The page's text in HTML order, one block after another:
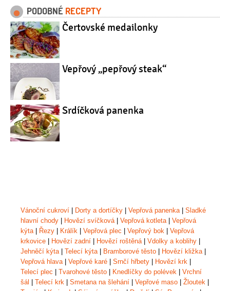
PODOBNÉ RECEPTY
Čertovské medailonky
Vepřový „pepřový steak“
Srdíčková panenka
Vánoční cukroví | Dorty a dortíčky | Vepřová panenka | Sladké
hlavní chody | Hovězí svíčková | Vepřová kotleta | Vepřová
kýta | Řezy | Králík | Vepřová plec | Vepřový bok | Vepřová
krkovice | Hovězí zadní | Hovězí roštěná | Vdolky a koblihy |
Jehněčí kýta | Telecí kýta | Bramborové těsto | Hovězí kližka |
Vepřová hlava | Vepřové karé | Srnčí hřbety | Hovězí krk |
Telecí plec | Tvarohové těsto | Knedlíčky do polévek | Vrchní
šál | Telecí krk | Smetana na šlehání | Vepřové maso | Žloutek |